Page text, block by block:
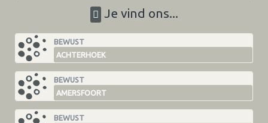
Je vind ons...
BEWUST
ACHTERHOEK
BEWUST
AMERSFOORT
BEWUST